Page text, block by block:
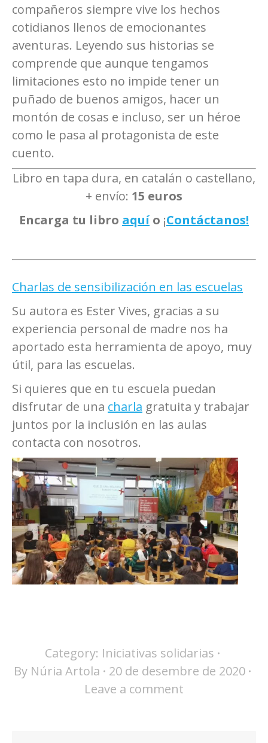
compañeros siempre vive los hechos
cotidianos llenos de emocionantes
aventuras. Leyendo sus historias se
comprende que aunque tengamos
limitaciones esto no impide tener un
puñado de buenos amigos, hacer un
montón de cosas e incluso, ser un héroe
como le pasa al protagonista de este
cuento.
Libro en tapa dura, en catalán o castellano,
+ envío: 15 euros
Encarga tu libro aquío ¡Contáctanos!
Charlas de sensibilización en las escuelas
Su autora es Ester Vives, gracias a su
experiencia personal de madre nos ha
aportado esta herramienta de apoyo, muy
útil, para las escuelas.
Si quieres que en tu escuela puedan
disfrutar de una charla gratuita y trabajar
juntos por la inclusión en las aulas
contacta con nosotros.
Category: Iniciativas solidarias
By Núria Artola
20 de desembre de 2020
Leave a comment